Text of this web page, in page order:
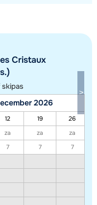
van onze accommodaties. De
Cristaux
2026
12 19
26
za za
za
7 7 7